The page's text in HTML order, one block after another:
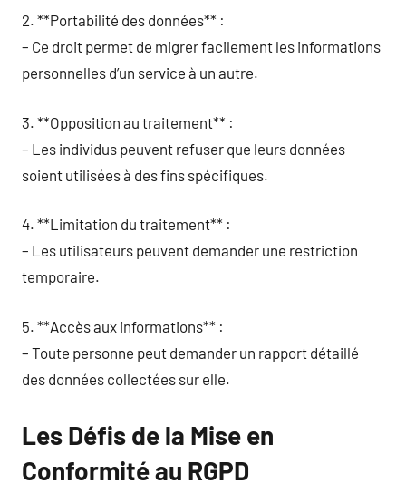
2. **Portabilité des données** :
– Ce droit permet de migrer facilement les informations
personnelles d’un service à un autre.
3. **Opposition au traitement** :
– Les individus peuvent refuser que leurs données
soient utilisées à des fins spécifiques.
4. **Limitation du traitement** :
– Les utilisateurs peuvent demander une restriction
temporaire.
5. **Accès aux informations** :
– Toute personne peut demander un rapport détaillé
des données collectées sur elle.
Les Défis de la Mise en
Conformité au RGPD